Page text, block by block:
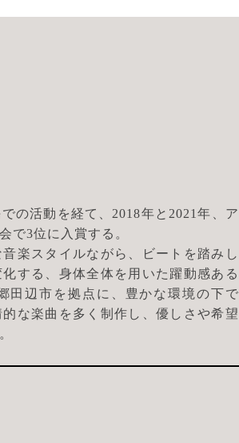
の活動を経て、2018年と2021年、ア
で3位に入賞する。
楽スタイルながら、ビートを踏みし
する、身体全体を用いた躍動感ある
田辺市を拠点に、豊かな環境の下で
な楽曲を多く制作し、優しさや希望